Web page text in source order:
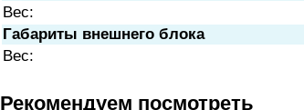
Вес:
Габариты внешнего блока
Вес:
Рекомендуем посмотреть